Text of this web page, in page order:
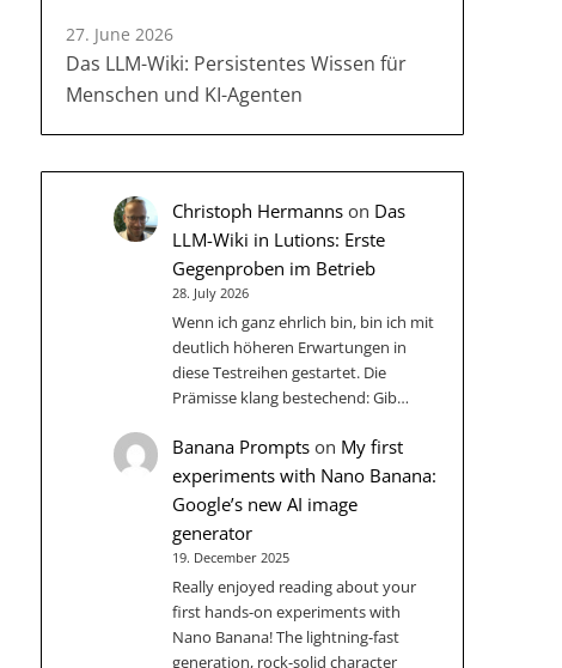
27. June 2026
Das LLM-Wiki: Persistentes Wissen für
Menschen und KI-Agenten
Christoph Hermannson Das
LLM-Wiki in Lutions: Erste
Gegenproben im Betrieb
28. July 2026
Wenn ich ganz ehrlich bin, bin ich mit
deutlich höheren Erwartungen in
diese Testreihen gestartet. Die
Prämisse klang bestechend: Gib…
Banana Promptson My first
experiments with Nano Banana:
Google’s new AI image
generator
19. December 2025
Really enjoyed reading about your
first hands-on experiments with
Nano Banana! The lightning-fast
generation, rock-solid character